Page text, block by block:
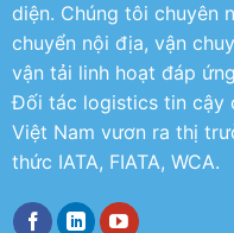
diện. Chúng tôi chuyên
chuyển nội địa, vận
vận tải linh hoạt đáp
Đối tác logistics tin cậy
Việt Nam vươn ra thị
thức IATA, FIATA, WCA.